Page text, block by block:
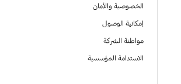
الخصوصية والأمان
إمكانية الوصول
مواطنة الشركة
الاستدامة المؤسسية